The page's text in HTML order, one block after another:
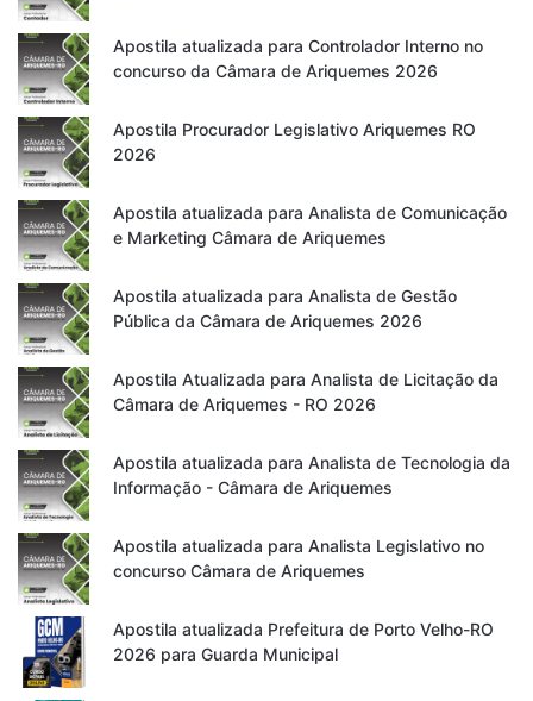
Apostila atualizada para Controlador Interno no
concurso da Câmara de Ariquemes 2026
Apostila Procurador Legislativo Ariquemes RO
2026
Apostila atualizada para Analista de Comunicação
e Marketing Câmara de Ariquemes
Apostila atualizada para Analista de Gestão
Pública da Câmara de Ariquemes 2026
Apostila Atualizada para Analista de Licitação da
Câmara de Ariquemes - RO 2026
Apostila atualizada para Analista de Tecnologia da
Informação - Câmara de Ariquemes
Apostila atualizada para Analista Legislativo no
concurso Câmara de Ariquemes
Apostila atualizada Prefeitura de Porto Velho-RO
2026 para Guarda Municipal